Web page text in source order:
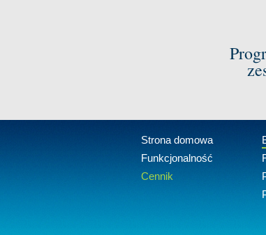
Strona domowa
Funkcjonalność
Cennik